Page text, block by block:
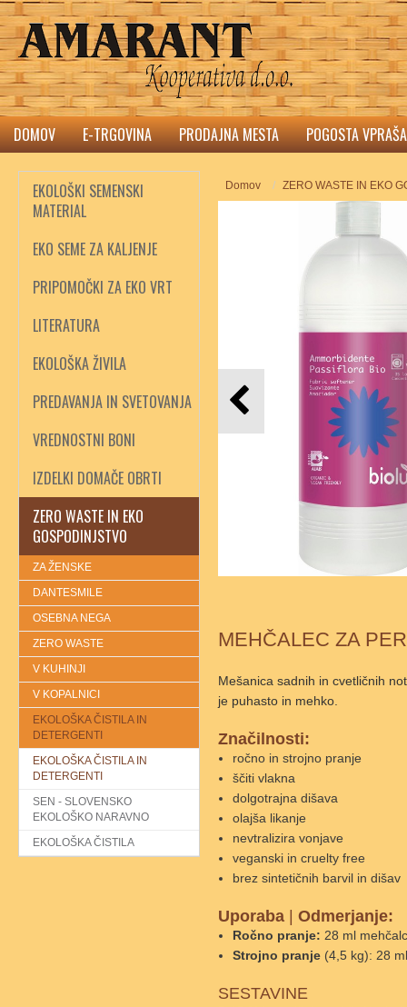
DOMOV E-TRGOVINA PRODAJNA MESTA POGOSTA
EKOLOŠKI SEMENSKI
MATERIAL
EKO SEME ZA KALJENJE
PRIPOMOČKI ZA EKO VRT
LITERATURA
EKOLOŠKA ŽIVILA
PREDAVANJA IN SVETOVANJA
VREDNOSTNI BONI
IZDELKI DOMAČE OBRTI
ZERO WASTE IN EKO
GOSPODINJSTVO
ZA ŽENSKE
DANTESMILE
OSEBNA NEGA
ZERO WASTE
V KUHINJI
V KOPALNICI
EKOLOŠKA ČISTILA IN
DETERGENTI
EKOLOŠKA ČISTILA IN
DETERGENTI
SEN - SLOVENSKO
EKOLOŠKO NARAVNO
EKOLOŠKA ČISTILA
Domov ZERO WASTE IN EKO
MEHČALEC ZA
Mešanica sadnih in cvetličnih
je puhasto in mehko.
Značilnosti:
ročno in strojno pranje
ščiti vlakna
dolgotrajna dišava
olajša likanje
nevtralizira vonjave
veganski in cruelty free
brez sintetičnih barvil in dišav
Uporaba Odmerjanje:
Ročno pranje: 28 ml
Strojno pranje (4,5 kg): 28
SESTAVINE